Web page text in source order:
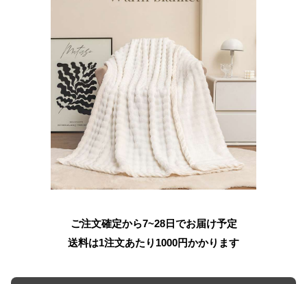
ご注文確定から7~28日でお届け予定
送料は1注文あたり 1000円かかります